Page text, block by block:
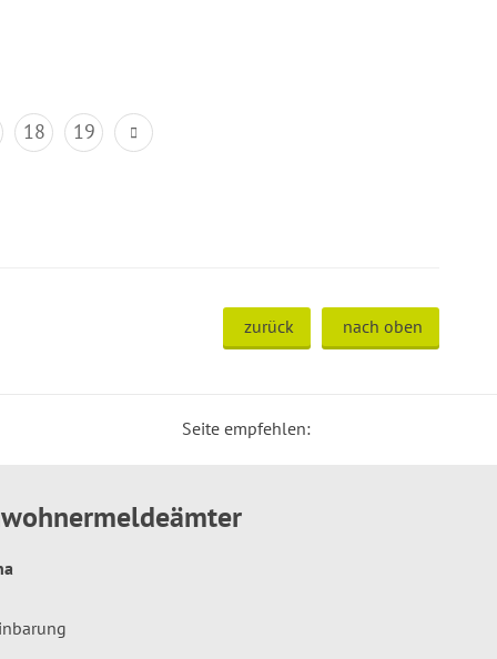
18 19
zurück nach oben
Seite empfehlen: